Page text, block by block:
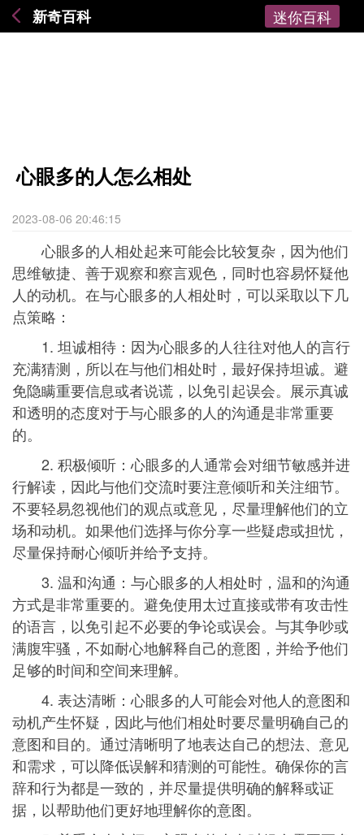
新奇百科 迷你百科
心眼多的人怎么相处
2023-08-06 20:46:15
心眼多的人相处起来可能会比较复杂，因为他们
思维敏捷、善于观察和察言观色，同时也容易怀疑他
人的动机。在与心眼多的人相处时，可以采取以下几
点策略：
1. 坦诚相待：因为心眼多的人往往对他人的言行
充满猜测，所以在与他们相处时，最好保持坦诚。避
免隐瞒重要信息或者说谎，以免引起误会。展示真诚
和透明的态度对于与心眼多的人的沟通是非常重要
的。
2. 积极倾听：心眼多的人通常会对细节敏感并进
行解读，因此与他们交流时要注意倾听和关注细节。
不要轻易忽视他们的观点或意见，尽量理解他们的立
场和动机。如果他们选择与你分享一些疑虑或担忧，
尽量保持耐心倾听并给予支持。
3. 温和沟通：与心眼多的人相处时，温和的沟通
方式是非常重要的。避免使用太过直接或带有攻击性
的语言，以免引起不必要的争论或误会。与其争吵或
满腹牢骚，不如耐心地解释自己的意图，并给予他们
足够的时间和空间来理解。
4. 表达清晰：心眼多的人可能会对他人的意图和
动机产生怀疑，因此与他们相处时要尽量明确自己的
意图和目的。通过清晰明了地表达自己的想法、意见
和需求，可以降低误解和猜测的可能性。确保你的言
辞和行为都是一致的，并尽量提供明确的解释或证
据，以帮助他们更好地理解你的意图。